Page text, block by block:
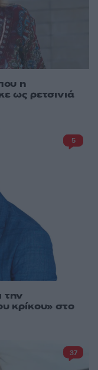
η
ως ρετσινιά
την
κρίκου» στο
5
37